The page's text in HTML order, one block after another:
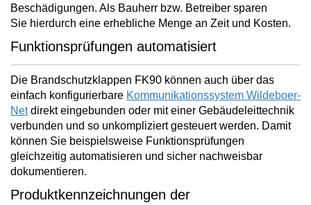
Beschädigungen. Als Bauherr bzw. Betreiber sparen
Sie hierdurch eine erhebliche Menge an Zeit und Kosten.
Funktionsprüfungen automatisiert
Die Brandschutzklappen FK90 können auch über das
einfach konfigurierbare Kommunikationssystem Wildeboer-
Net direkt eingebunden oder mit einer Gebäudeleittechnik
verbunden und so unkompliziert gesteuert werden. Damit
können Sie beispielsweise Funktionsprüfungen
gleichzeitig automatisieren und sicher nachweisbar
dokumentieren.
Produktkennzeichnungen der